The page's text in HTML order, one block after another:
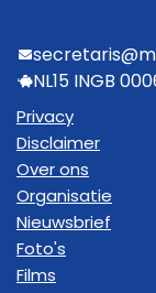
NL15 INGB
Privacy
Disclaimer
Over ons
Organisatie
Nieuwsbrief
Foto's
Films